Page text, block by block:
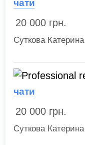
чати
20 000 грн.
Суткова Катерина
чати
20 000 грн.
Суткова Катерина